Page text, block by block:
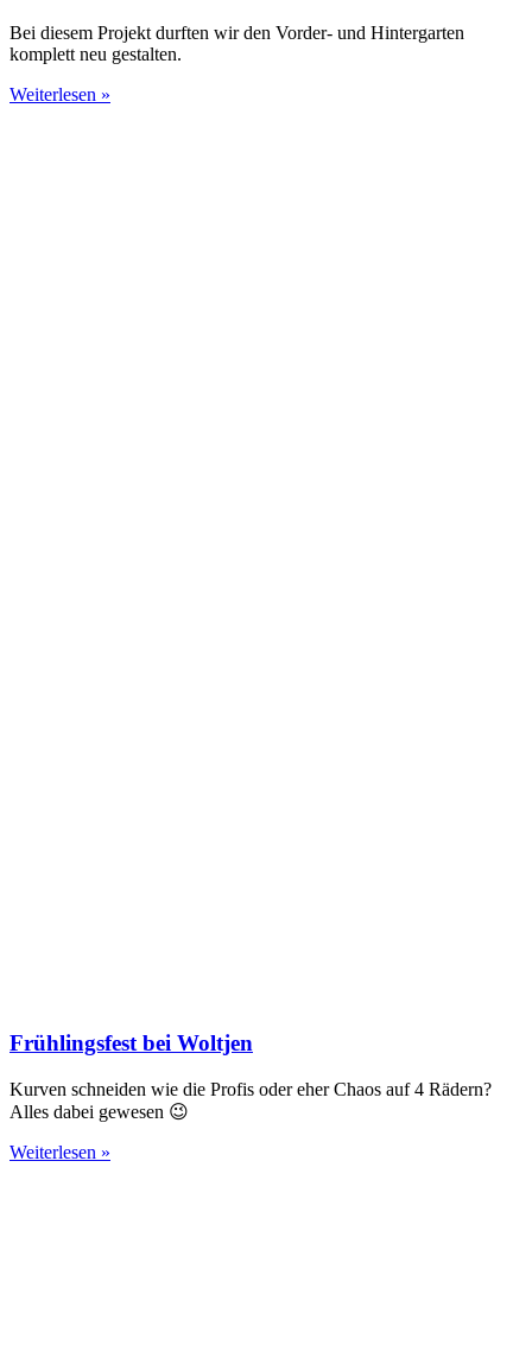
Bei diesem Projekt durften wir den Vorder- und Hintergarten
komplett neu gestalten.
Weiterlesen »
Frühlingsfest bei Woltjen
Kurven schneiden wie die Profis oder eher Chaos auf 4 Rädern?
Alles dabei gewesen 😉
Weiterlesen »